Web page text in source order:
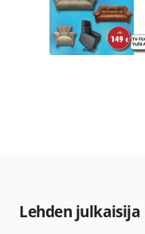
Lehden julkaisija